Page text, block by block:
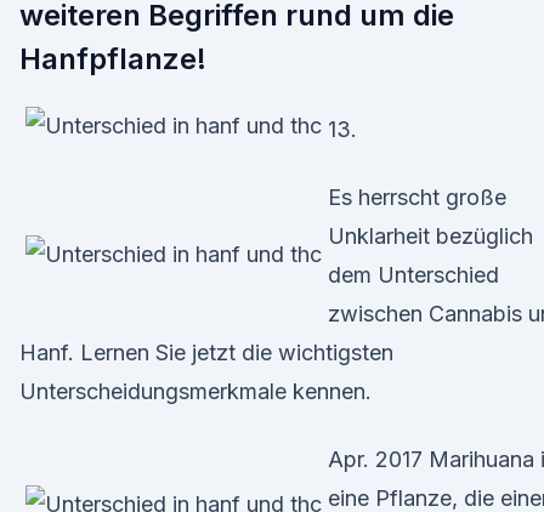
weiteren Begriffen rund um die
Hanfpflanze!
13.
Es herrscht große
Unklarheit bezüglich
dem Unterschied
zwischen Cannabis
Hanf. Lernen Sie jetzt die wichtigsten
Unterscheidungsmerkmale kennen.
Apr. 2017 Marihuana
eine Pflanze, die